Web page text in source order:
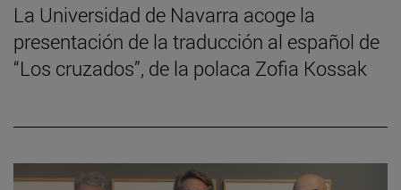
La Universidad de Navarra acoge la
presentación de la traducción al español de
“Los cruzados”, de la polaca Zofia Kossak